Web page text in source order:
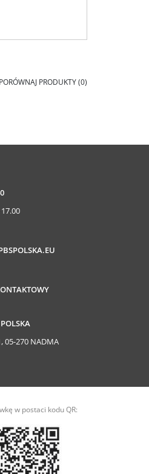
PORÓWNAJ PRODUKTY (0)
05-270 NADMA
w postaci kodu QR: